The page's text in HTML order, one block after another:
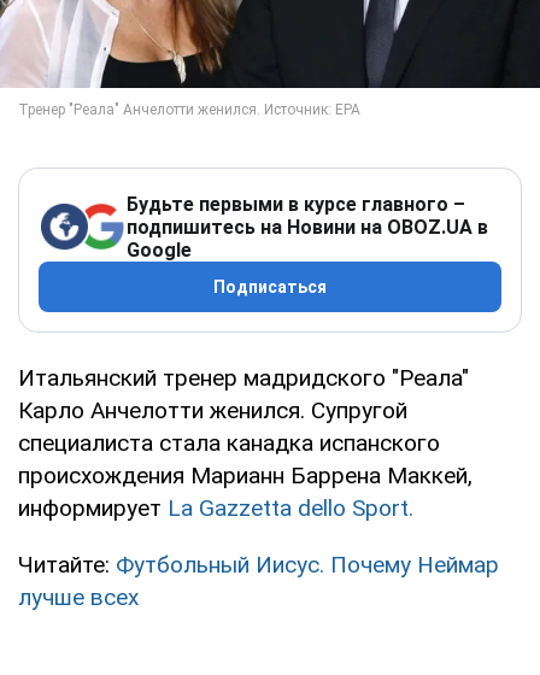
Будьте первыми в курсе главного –
подпишитесь на Новини на OBOZ.UA в
Google
Подписаться
Итальянский тренер мадридского "Реала"
Карло Анчелотти женился. Супругой
специалиста стала канадка испанского
происхождения Марианн Баррена Маккей,
информирует La Gazzetta dello Sport.
Читайте: Футбольный Иисус. Почему Неймар
лучше всех